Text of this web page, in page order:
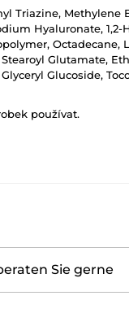
Triazine, Methylene
Hyaluronate, 1,2-
Octadecane,
Glutamate,
Glucoside,
používat.
Sie gerne